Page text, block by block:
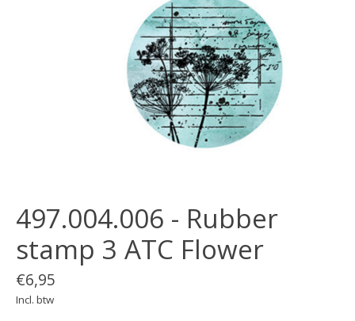
497.004.006 - Rubber
stamp 3 ATC Flower
€6,95
Incl. btw